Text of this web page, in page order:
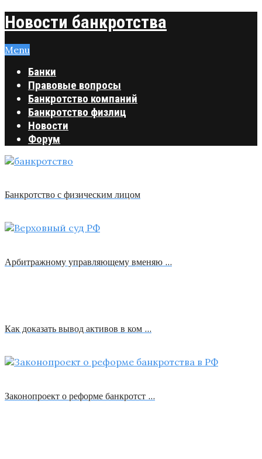
Новости банкротства
Menu
Банки
Правовые вопросы
Банкротство компаний
Банкротство физлиц
Новости
Форум
Банкротство с физическим лицом
Арбитражному управляющему вменяю …
Как доказать вывод активов в ком …
Законопроект о реформе банкротст …